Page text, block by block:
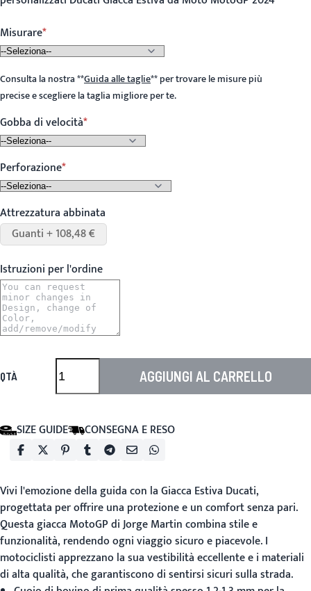
Misurare
Consulta la nostra**Guida alle taglie**per trovare le misure più
precise e scegliere la taglia migliore per te.
Gobba di velocità
Perforazione
Attrezzatura abbinata
Guanti + 108,48 €
Istruzioni per l'ordine
QTÀ AGGIUNGI AL CARRELLO
SIZE GUIDE CONSEGNA E RESO
Vivi l'emozione della guida con laGiacca Estiva Ducati,
progettata per offrire una protezione e un comfort senza pari.
Questa giacca MotoGP di Jorge Martin combina stile e
funzionalità, rendendo ogni viaggio sicuro e piacevole. I
motociclisti apprezzano la sua vestibilità eccellente e i materiali
di alta qualità, che garantiscono di sentirsi sicuri sulla strada.